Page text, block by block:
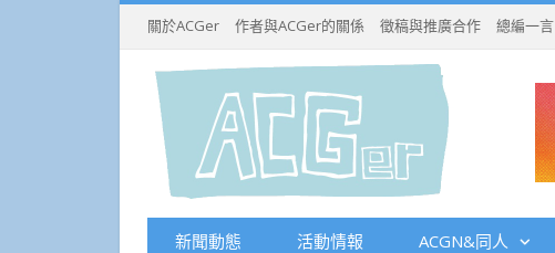
關於ACGer 作者與ACGer的關係 徵稿與推廣合作 總編一言
新聞動態 活動情報 ACGN&同人